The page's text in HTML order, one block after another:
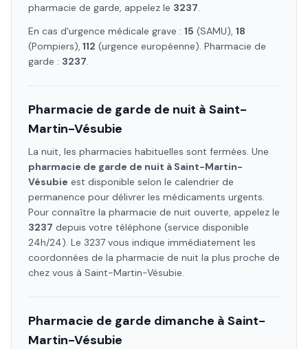
pharmacie de garde, appelez le 3237.
En cas d'urgence médicale grave : 15 (SAMU), 18
(Pompiers), 112 (urgence européenne). Pharmacie de
garde : 3237.
Pharmacie de garde de nuit à Saint-
Martin-Vésubie
La nuit, les pharmacies habituelles sont fermées. Une
pharmacie de garde de nuit à Saint-Martin-
Vésubie est disponible selon le calendrier de
permanence pour délivrer les médicaments urgents.
Pour connaître la pharmacie de nuit ouverte, appelez le
3237 depuis votre téléphone (service disponible
24h/24). Le 3237 vous indique immédiatement les
coordonnées de la pharmacie de nuit la plus proche de
chez vous à Saint-Martin-Vésubie.
Pharmacie de garde dimanche à Saint-
Martin-Vésubie